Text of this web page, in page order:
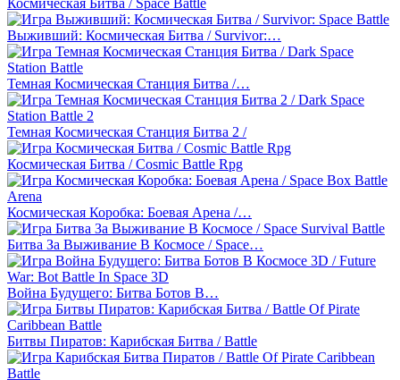
Выживший: Космическая Битва / Survivor:…
Темная Космическая Станция Битва /…
Темная Космическая Станция Битва 2 /
Космическая Битва / Cosmic Battle Rpg
Космическая Коробка: Боевая Арена /…
Битва За Выживание В Космосе / Space…
Война Будущего: Битва Ботов В…
Битвы Пиратов: Карибская Битва / Battle